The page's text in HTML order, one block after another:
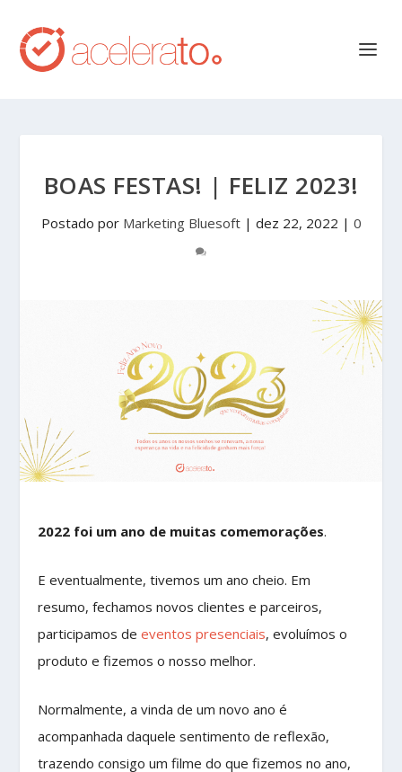
BOAS FESTAS! | FELIZ 2023!
Postado por Marketing Bluesoft| dez 22, 2022 | 0
2022 foi um ano de muitas comemorações.
E eventualmente, tivemos um ano cheio. Em
resumo, fechamos novos clientes e parceiros,
participamos deeventos presenciais, evoluímos o
produto e fizemos o nosso melhor.
Normalmente, a vinda de um novo ano é
acompanhada daquele sentimento de reflexão,
trazendo consigo um filme do que fizemos no ano,